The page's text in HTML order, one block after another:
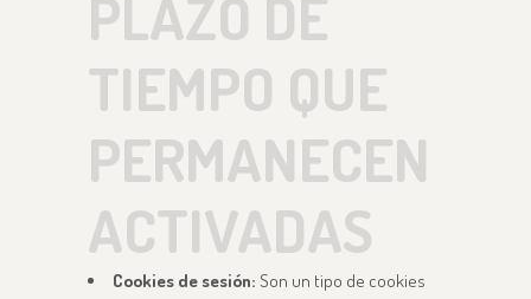
PLAZO DE
TIEMPO QUE
PERMANECEN
ACTIVADAS
Cookies de sesión: Son un tipo de cookies